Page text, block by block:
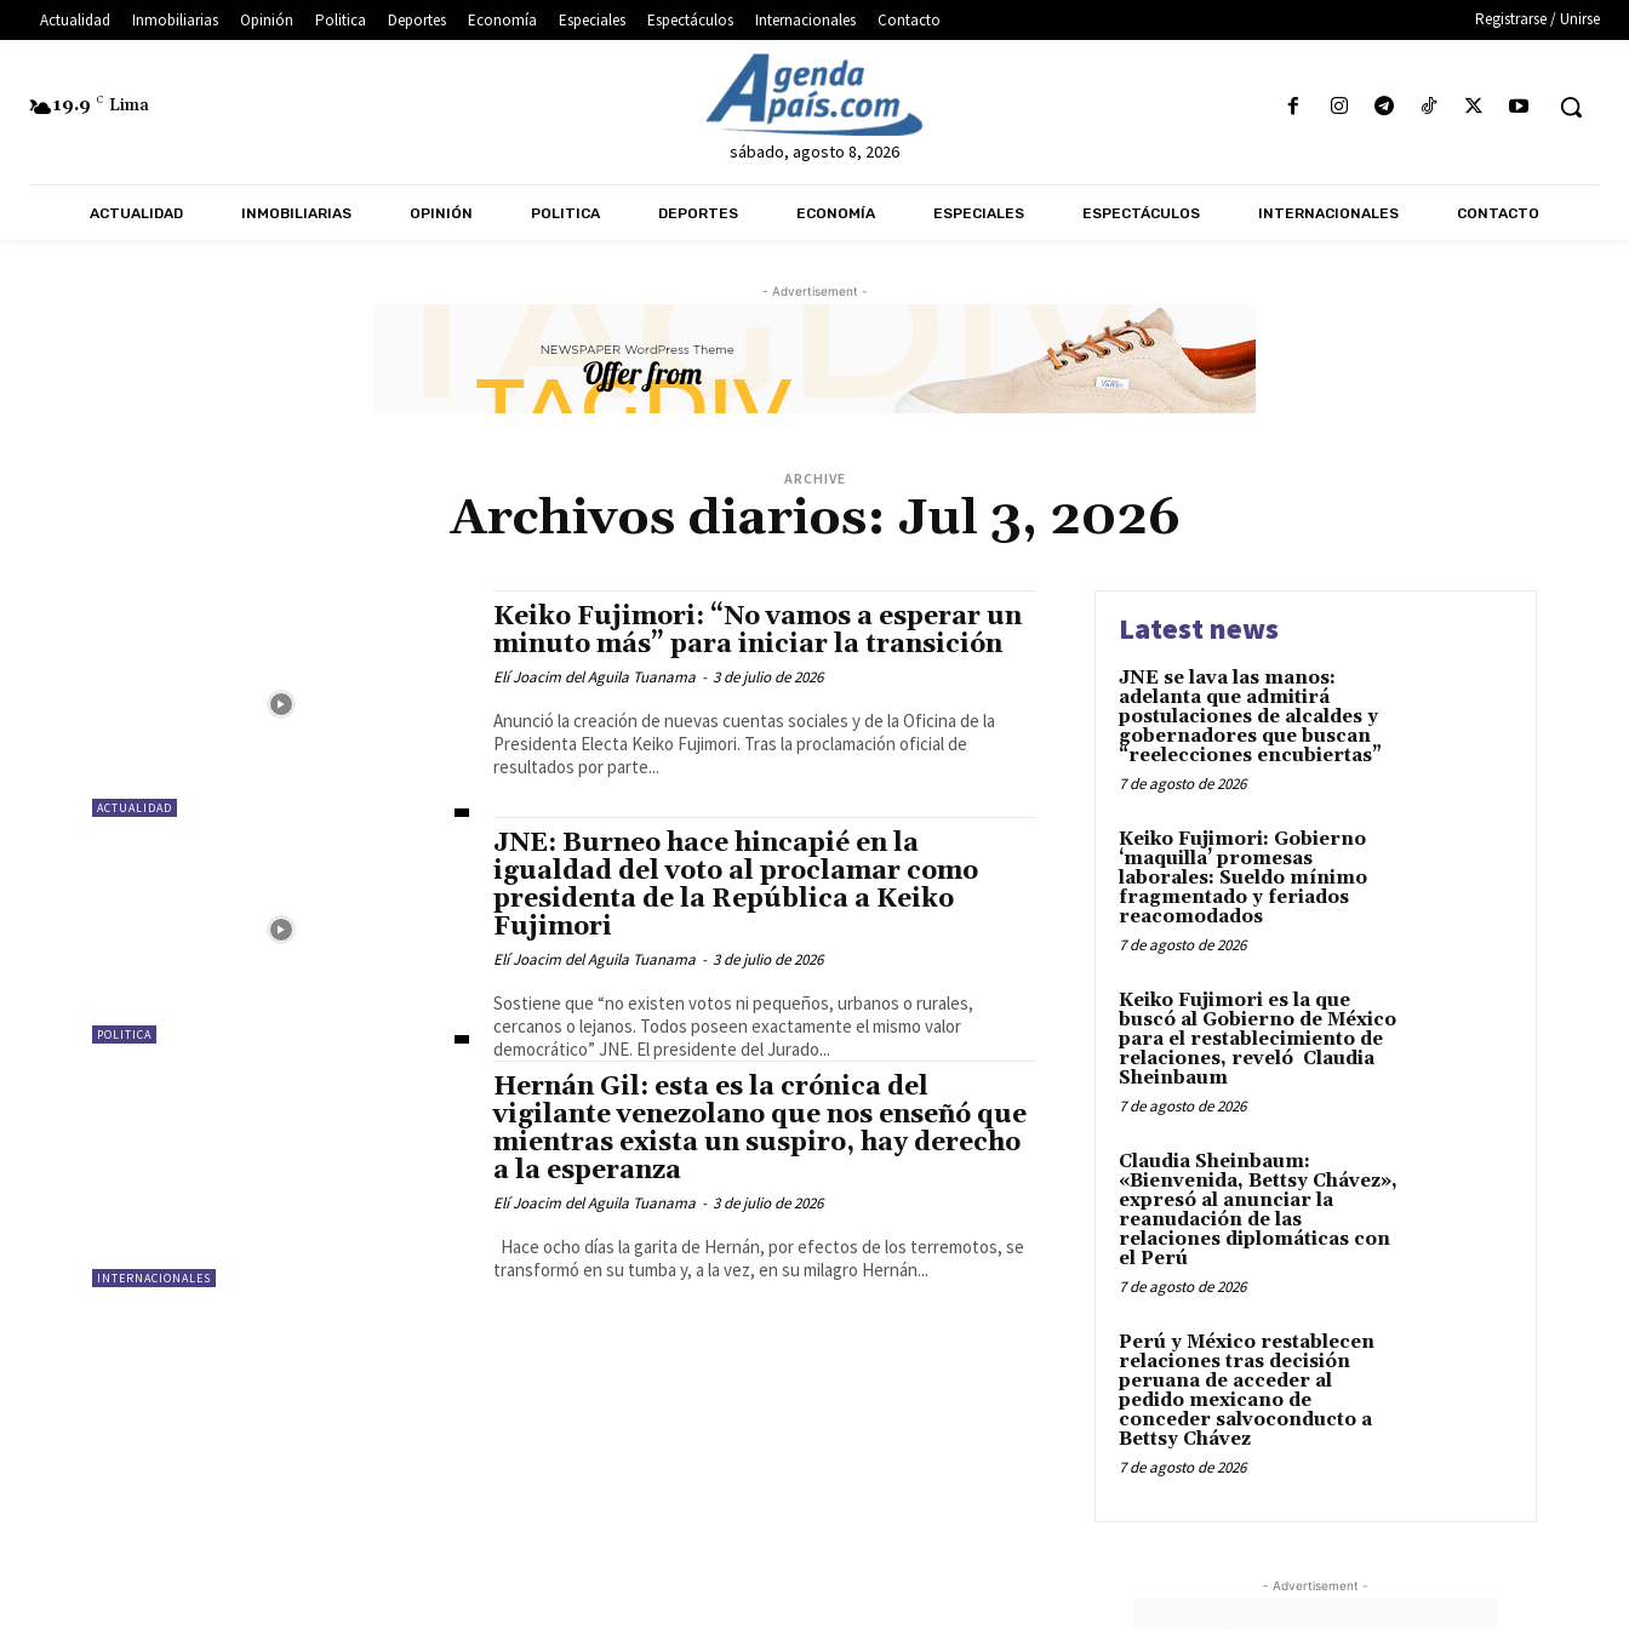
Actualidad Inmobiliarias Opinión Politica Deportes Economía Especiales Espectáculos Internacionales Contacto Registrarse / Unirse
19.9 C Lima
sábado, agosto 8, 2026
ACTUALIDAD INMOBILIARIAS OPINIÓN POLITICA DEPORTES ECONOMÍA ESPECIALES ESPECTÁCULOS INTERNACIONALES CONTACTO
- Advertisement -
ARCHIVE
Archivos diarios: Jul 3, 2026
ACTUALIDAD
Keiko Fujimori: “No vamos a esperar un
minuto más” para iniciar la transición
Elí Joacim del Aguila Tuanama - 3 de julio de 2026
Anunció la creación de nuevas cuentas sociales y de la Oficina de la
Presidenta Electa Keiko Fujimori. Tras la proclamación oficial de
resultados por parte...
POLITICA
JNE: Burneo hace hincapié en la
igualdad del voto al proclamar como
presidenta de la República a Keiko
Fujimori
Elí Joacim del Aguila Tuanama - 3 de julio de 2026
Sostiene que “no existen votos ni pequeños, urbanos o rurales,
cercanos o lejanos. Todos poseen exactamente el mismo valor
democrático” JNE. El presidente del Jurado...
INTERNACIONALES
Hernán Gil: esta es la crónica del
vigilante venezolano que nos enseñó que
mientras exista un suspiro, hay derecho
a la esperanza
Elí Joacim del Aguila Tuanama - 3 de julio de 2026
Hace ocho días la garita de Hernán, por efectos de los terremotos, se
transformó en su tumba y, a la vez, en su milagro Hernán...
Latest news
JNE se lava las manos:
adelanta que admitirá
postulaciones de alcaldes y
gobernadores que buscan
“reelecciones encubiertas”
7 de agosto de 2026
Keiko Fujimori: Gobierno
‘maquilla’ promesas
laborales: Sueldo mínimo
fragmentado y feriados
reacomodados
7 de agosto de 2026
Keiko Fujimori es la que
buscó al Gobierno de México
para el restablecimiento de
relaciones, reveló Claudia
Sheinbaum
7 de agosto de 2026
Claudia Sheinbaum:
«Bienvenida, Bettsy Chávez»,
expresó al anunciar la
reanudación de las
relaciones diplomáticas con
el Perú
7 de agosto de 2026
Perú y México restablecen
relaciones tras decisión
peruana de acceder al
pedido mexicano de
conceder salvoconducto a
Bettsy Chávez
7 de agosto de 2026
- Advertisement -